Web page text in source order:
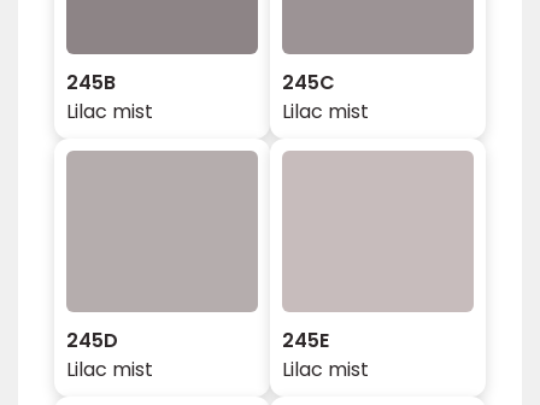
245B
Lilac mist
245C
Lilac mist
245D
Lilac mist
245E
Lilac mist